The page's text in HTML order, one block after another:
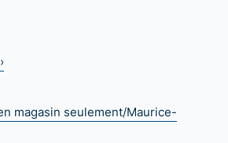
magasin seulement/Maurice-